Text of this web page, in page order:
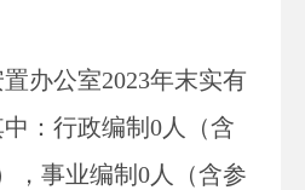
办公室2023年末实有
：行政编制0人（含
，事业编制0人（含参